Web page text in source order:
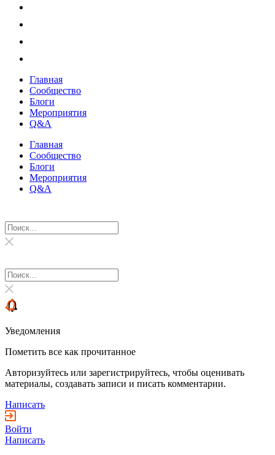
Главная
Сообщество
Блоги
Мероприятия
Q&A
Главная
Сообщество
Блоги
Мероприятия
Q&A
Уведомления
Пометить все как прочитанное
Авторизуйтесь или зарегистрируйтесь, чтобы оценивать
материалы, создавать записи и писать комментарии.
Написать
Войти
Написать